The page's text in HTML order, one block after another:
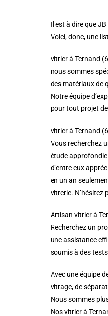
Il est à dire que
Voici, donc, une
vitrier à Ternand
nous sommes
des matériaux de
Notre équipe
pour tout projet
vitrier à Ternand
Vous recherchez
étude approfondie
d’entre eux
en un an
vitrerie. N’hésitez
Artisan vitrier à
Recherchez un
une assistance
soumis à des
Avec une équipe
vitrage, de
Nous sommes
Nos vitrier à